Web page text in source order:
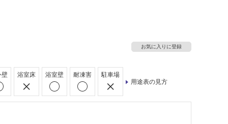
お気に入りに登録
壁 浴室床 浴室壁 耐凍害
駐車場
用途表の見方